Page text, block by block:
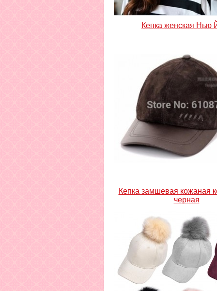
Кепка женская Нью
Кепка замшевая кожаная
черная